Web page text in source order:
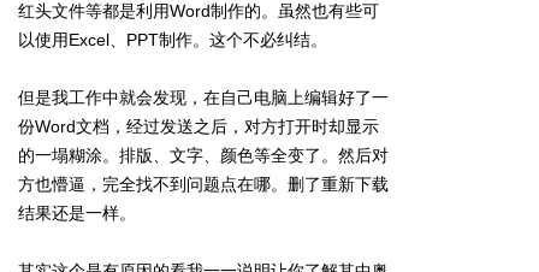
红头文件等都是利用Word制作的。虽然也有些可
以使用Excel、PPT制作。这个不必纠结。
但是我工作中就会发现，在自己电脑上编辑好了一
份Word文档，经过发送之后，对方打开时却显示
的一塌糊涂。排版、文字、颜色等全变了。然后对
方也懵逼，完全找不到问题点在哪。删了重新下载
结果还是一样。